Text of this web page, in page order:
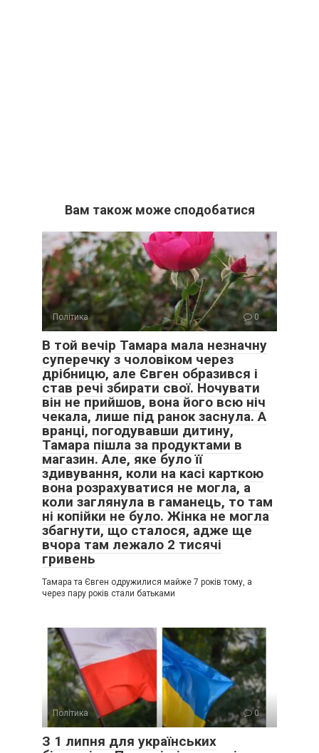
Вам також може сподобатися
Політика 0
В той вечір Тамара мала незначну
суперечку з чоловіком через
дрібницю, але Євген образився і
став речі збирати свої. Ночувати
він не прийшов, вона його всю ніч
чекала, лише під ранок заснула. А
вранці, погодувавши дитину,
Тамара пішла за продуктами в
магазин. Але, яке було її
здивування, коли на касі карткою
вона розрахуватися не могла, а
коли заглянула в гаманець, то там
ні копійки не було. Жінка не могла
збагнути, що сталося, адже ще
вчора там лежало 2 тисячі
гривень
Тамара та Євген одружилися майже 7 років тому, а
через пару років стали батьками
Політика 0
З 1 липня для українських